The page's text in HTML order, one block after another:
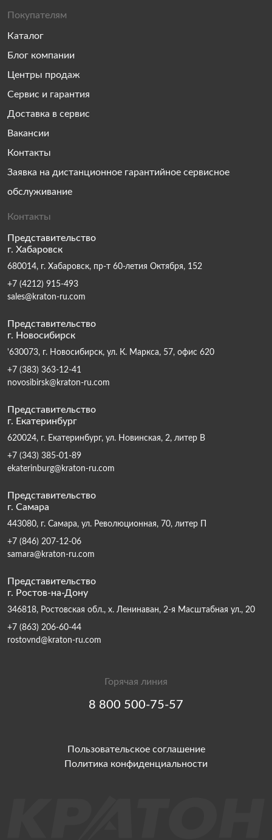
Покупателям
Каталог
Блог компании
Центры продаж
Сервис и гарантия
Доставка в сервис
Вакансии
Контакты
Заявка на дистанционное гарантийное сервисное
обслуживание
Контакты
Представительство
г. Хабаровск
680014, г. Хабаровск, пр-т 60-летия Октября, 152
+7 (4212) 915-493
sales@kraton-ru.com
Представительство
г. Новосибирск
'630073, г. Новосибирск, ул. К. Маркса, 57, офис 620
+7 (383) 363-12-41
novosibirsk@kraton-ru.com
Представительство
г. Екатеринбург
620024, г. Екатеринбург, ул. Новинская, 2, литер В
+7 (343) 385-01-89
ekaterinburg@kraton-ru.com
Представительство
г. Самара
443080, г. Самара, ул. Революционная, 70, литер П
+7 (846) 207-12-06
samara@kraton-ru.com
Представительство
г. Ростов-на-Дону
346818, Ростовская обл., х. Ленинаван, 2-я Масштабная ул., 20
+7 (863) 206-60-44
rostovnd@kraton-ru.com
Горячая линия
8 800 500-75-57
Пользовательское соглашение
Политика конфиденциальности